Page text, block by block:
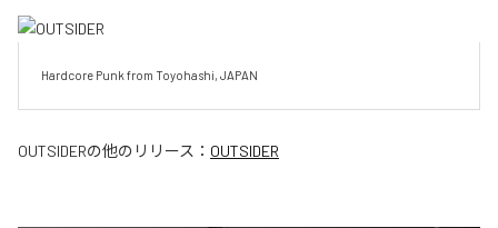
Hardcore Punk from Toyohashi, JAPAN
OUTSIDERの他のリリース： OUTSIDER